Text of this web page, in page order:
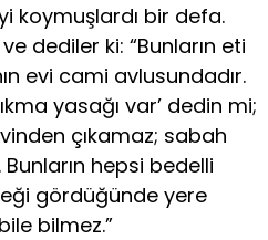
koymuşlardı bir defa.
dediler ki: “Bunların eti
evi cami avlusundadır.
yasağı var’ dedin mi;
çıkamaz; sabah
Bunların hepsi bedelli
gördüğünde yere
bilmez.”